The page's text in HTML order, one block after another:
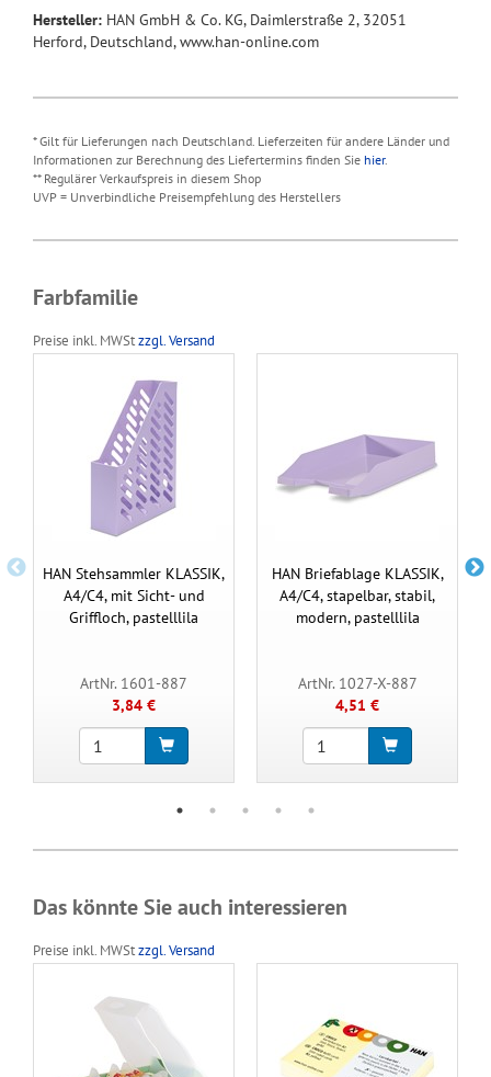
Hersteller: HAN GmbH & Co. KG, Daimlerstraße 2, 32051
Herford, Deutschland, www.han-online.com
* Gilt für Lieferungen nach Deutschland. Lieferzeiten für andere Länder und
Informationen zur Berechnung des Liefertermins finden Sie hier.
** Regulärer Verkaufspreis in diesem Shop
UVP = Unverbindliche Preisempfehlung des Herstellers
Farbfamilie
Preise inkl. MWStzzgl. Versand
HAN Stehsammler KLASSIK,
A4/C4, mit Sicht- und
Griffloch, pastelllila
ArtNr. 1601-887
3,84 €
HAN Briefablage KLASSIK,
A4/C4, stapelbar, stabil,
modern, pastelllila
ArtNr. 1027-X-887
4,51 €
Das könnte Sie auch interessieren
Preise inkl. MWStzzgl. Versand